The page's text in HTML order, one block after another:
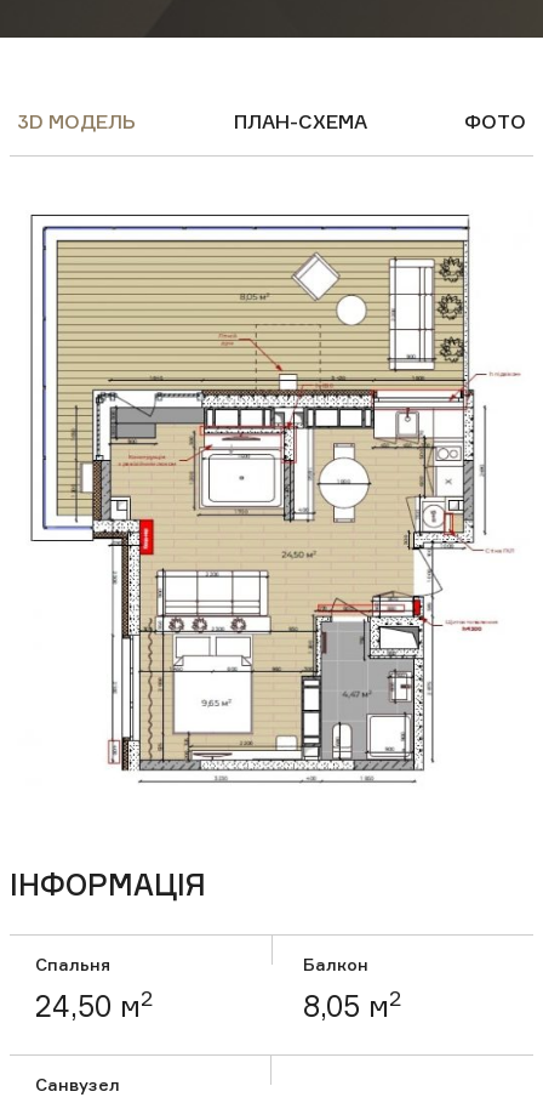
ІНФОРМАЦІЯ
Спальня
24,50 м2
Балкон
8,05 м2
Санвузел
3D МОДЕЛЬ ПЛАН-СХЕМА ФОТО